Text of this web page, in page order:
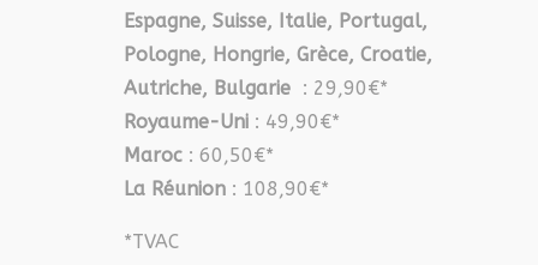
Espagne, Suisse, Italie, Portugal,
Pologne, Hongrie, Grèce, Croatie,
Autriche, Bulgarie : 29,90€*
Royaume-Uni : 49,90€*
Maroc : 60,50€*
La Réunion : 108,90€*
*TVAC